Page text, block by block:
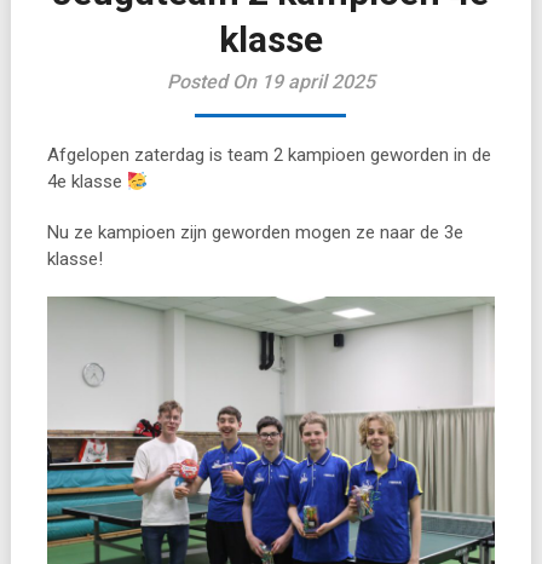
klasse
Posted On 19 april 2025
Afgelopen zaterdag is team 2 kampioen geworden in de
4e klasse
Nu ze kampioen zijn geworden mogen ze naar de 3e
klasse!